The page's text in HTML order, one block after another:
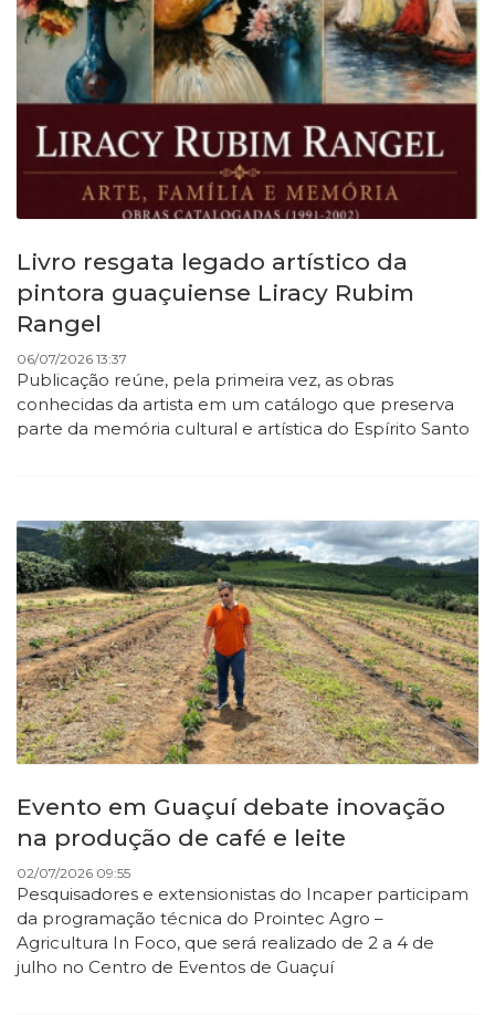
Livro resgata legado artístico da
pintora guaçuiense Liracy Rubim
Rangel
06/07/2026 13:37
Publicação reúne, pela primeira vez, as obras
conhecidas da artista em um catálogo que preserva
parte da memória cultural e artística do Espírito Santo
Evento em Guaçuí debate inovação
na produção de café e leite
02/07/2026 09:55
Pesquisadores e extensionistas do Incaper participam
da programação técnica do Prointec Agro –
Agricultura In Foco, que será realizado de 2 a 4 de
julho no Centro de Eventos de Guaçuí